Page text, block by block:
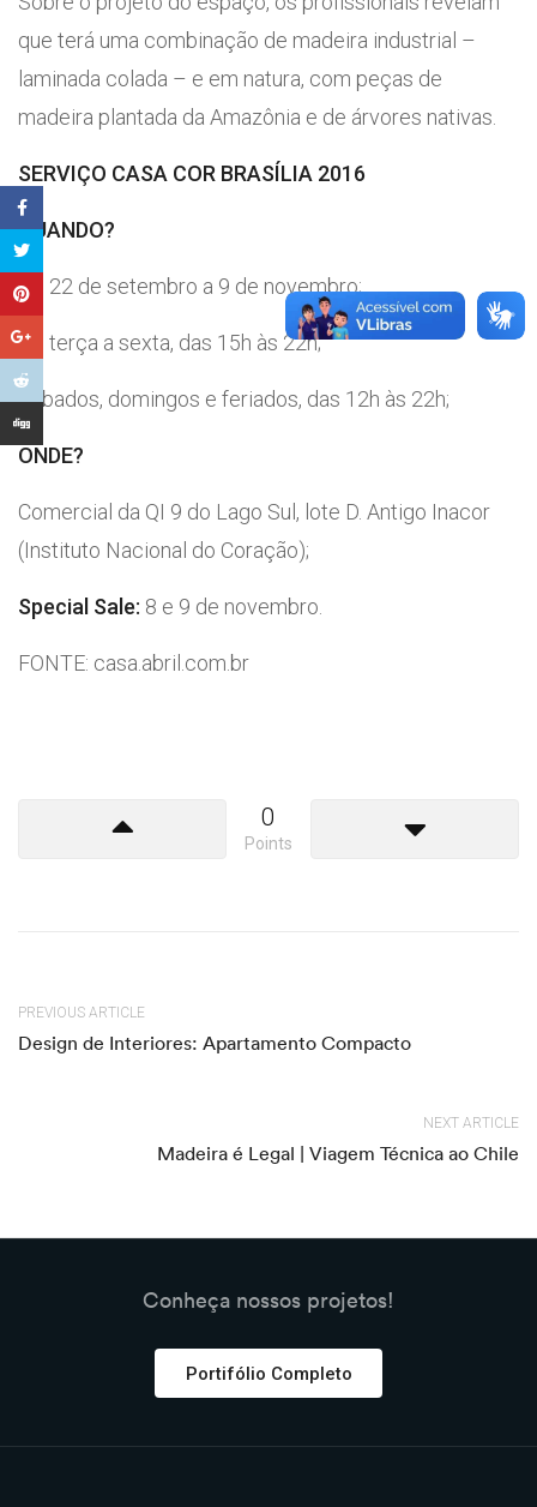
que terá uma combinação de madeira industrial –
laminada colada – e em natura, com peças de
madeira plantada da Amazônia e de árvores nativas.
SERVIÇO CASA COR BRASÍLIA 2016
QUANDO?
De 22 de setembro a 9 de novembro;
De terça a sexta, das 15h às 22h;
Sábados, domingos e feriados, das 12h às 22h;
ONDE?
Comercial da QI 9 do Lago Sul, lote D. Antigo Inacor
(Instituto Nacional do Coração);
Special Sale: 8 e 9 de novembro.
FONTE: casa.abril.com.br
0
Points
PREVIOUS ARTICLE
Design de Interiores: Apartamento Compacto
NEXT ARTICLE
Madeira é Legal | Viagem Técnica ao Chile
Conheça nossos projetos!
Portifólio Completo